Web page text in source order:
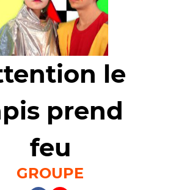
le
prend
feu
GROUPE